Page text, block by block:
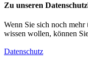
Zu unseren
Wenn Sie sich noch mehr
wissen wollen, können
Datenschutz